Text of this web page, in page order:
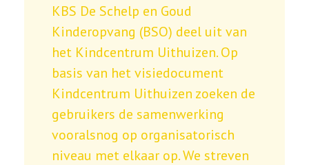
KBS De Schelp en Goud
Kinderopvang (BSO) deel uit van
het Kindcentrum Uithuizen. Op
basis van het visiedocument
Kindcentrum Uithuizen zoeken de
gebruikers de samenwerking
vooralsnog op organisatorisch
niveau met elkaar op. We streven